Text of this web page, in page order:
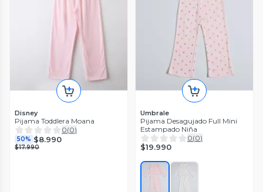
Disney
Pijama Toddlera Moana
0(0)
50% $8.990
$17.990
Umbrale
Pijama Desagujado Full Mini
Estampado Niña
0(0)
$19.990